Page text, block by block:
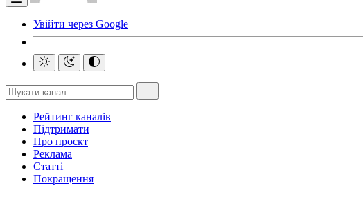
Увійти через Google
Рейтинг каналів
Підтримати
Про проєкт
Реклама
Статті
Покращення